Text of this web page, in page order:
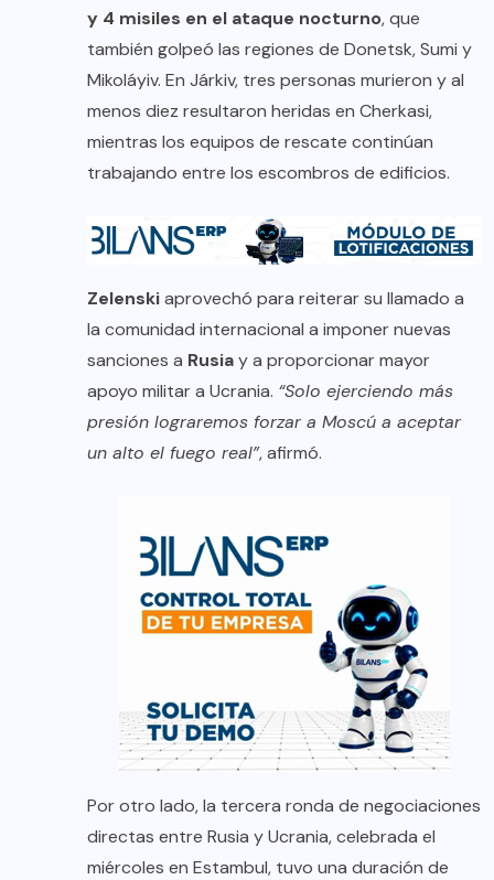
y 4 misiles en el ataque nocturno, que
también golpeó las regiones de Donetsk, Sumi y
Mikoláyiv. En Járkiv, tres personas murieron y al
menos diez resultaron heridas en Cherkasi,
mientras los equipos de rescate continúan
trabajando entre los escombros de edificios.
Zelenskiaprovechó para reiterar su llamado a
la comunidad internacional a imponer nuevas
sanciones a Rusiay a proporcionar mayor
apoyo militar a Ucrania. “Solo ejerciendo más
presión lograremos forzar a Moscú a aceptar
un alto el fuego real”, afirmó.
Por otro lado, la tercera ronda de negociaciones
directas entre Rusia y Ucrania, celebrada el
miércoles en Estambul, tuvo una duración de